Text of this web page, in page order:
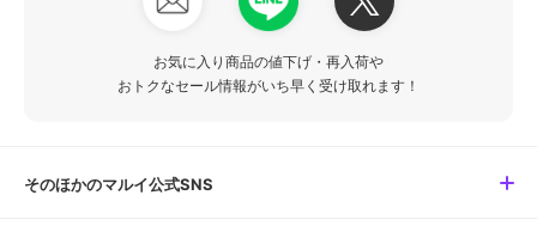
お気に入り商品の値下げ・再入荷や
おトクなセール情報がいち早く受け取れます！
そのほかのマルイ公式SNS